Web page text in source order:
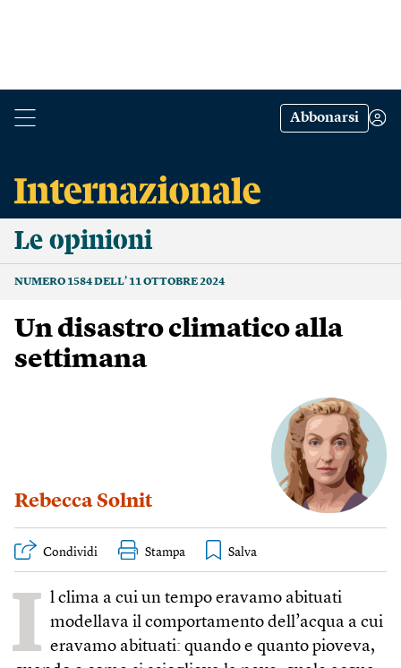
Abbonarsi
Le opinioni
NUMERO 1584 DELL’ 11 OTTOBRE 2024
Un disastro climatico alla
settimana
Rebecca Solnit
Condividi Stampa
I l clima a cui un tempo eravamo abituati
modellava il comportamento dell’acqua a cui
eravamo abituati: quando e quanto pioveva,